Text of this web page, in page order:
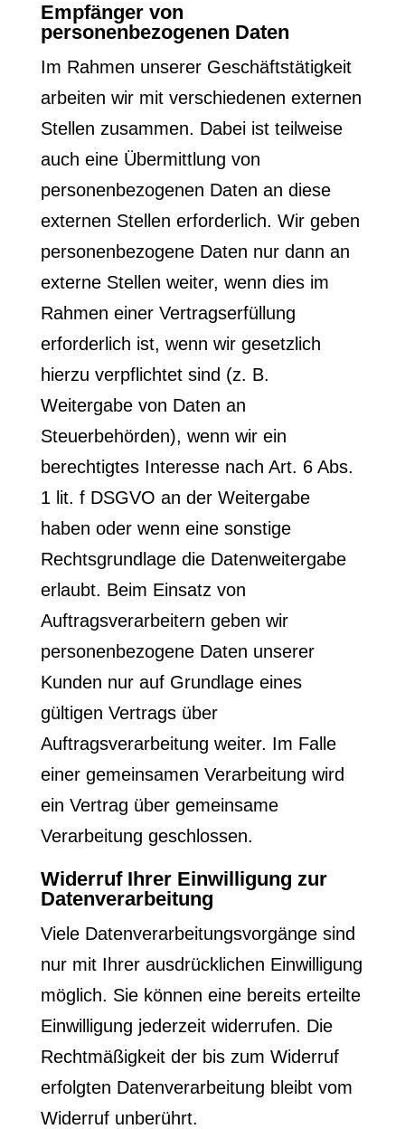
Empfänger von
personenbezogenen Daten
Im Rahmen unserer Geschäftstätigkeit
arbeiten wir mit verschiedenen externen
Stellen zusammen. Dabei ist teilweise
auch eine Übermittlung von
personenbezogenen Daten an diese
externen Stellen erforderlich. Wir geben
personenbezogene Daten nur dann an
externe Stellen weiter, wenn dies im
Rahmen einer Vertragserfüllung
erforderlich ist, wenn wir gesetzlich
hierzu verpflichtet sind (z. B.
Weitergabe von Daten an
Steuerbehörden), wenn wir ein
berechtigtes Interesse nach Art. 6 Abs.
1 lit. f DSGVO an der Weitergabe
haben oder wenn eine sonstige
Rechtsgrundlage die Datenweitergabe
erlaubt. Beim Einsatz von
Auftragsverarbeitern geben wir
personenbezogene Daten unserer
Kunden nur auf Grundlage eines
gültigen Vertrags über
Auftragsverarbeitung weiter. Im Falle
einer gemeinsamen Verarbeitung wird
ein Vertrag über gemeinsame
Verarbeitung geschlossen.
Widerruf Ihrer Einwilligung zur
Datenverarbeitung
Viele Datenverarbeitungsvorgänge sind
nur mit Ihrer ausdrücklichen Einwilligung
möglich. Sie können eine bereits erteilte
Einwilligung jederzeit widerrufen. Die
Rechtmäßigkeit der bis zum Widerruf
erfolgten Datenverarbeitung bleibt vom
Widerruf unberührt.